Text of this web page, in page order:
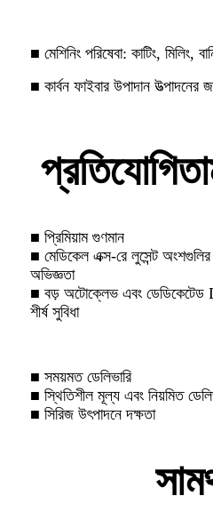
■ মেশিনিং পরিষেবা: কাটিং, মিলিং,
■ কার্বন ফাইবার উপাদান উত্পাদনের
■ প্রিমিয়াম গুণমান
■ মেডিকেল এক্স-রে লুসেন্ট
অভিজ্ঞতা
■ বড় অটোক্লেভ এবং ডেডিকেটেড
শীর্ষ সুবিধা
■ সময়মত ডেলিভারি
■ স্থিতিশীল মূল্য এবং নিয়মিত
■ সিরিজ উৎপাদনে দক্ষতা